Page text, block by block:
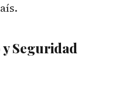
Seguridad